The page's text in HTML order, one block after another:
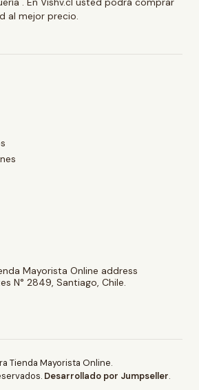
. En Vishv.cl usted podrá comprar
al mejor precio.
Mayorista Online address
N° 2849, Santiago, Chile.
Tienda Mayorista Online.
Desarrollado por Jumpseller.